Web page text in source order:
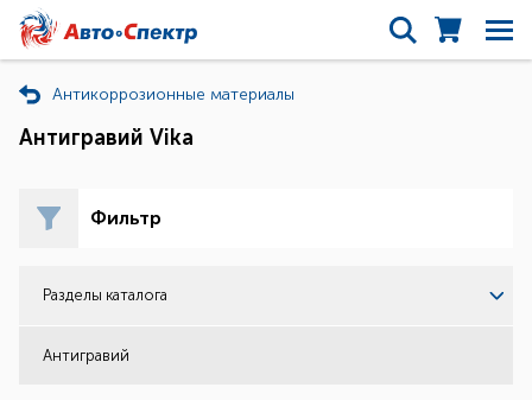
Антикоррозионные материалы
Антигравий Vika
Фильтр
Разделы каталога
Антигравий